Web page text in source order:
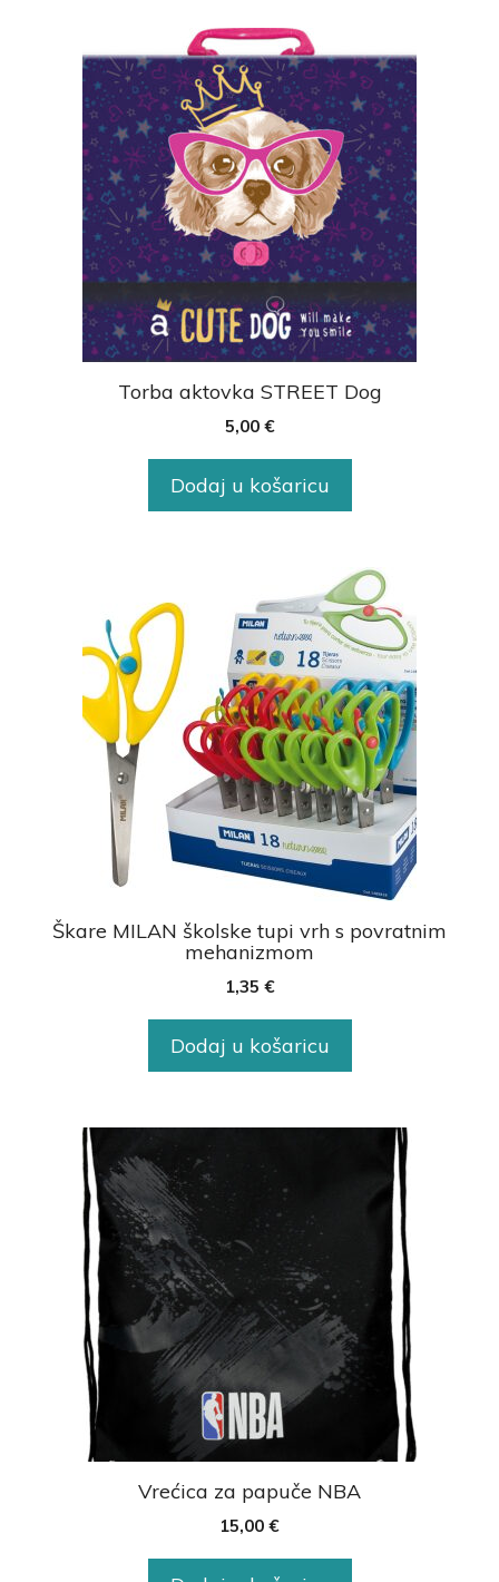
Torba aktovka STREET Dog
5,00 €
Dodaj u košaricu
Škare MILAN školske tupi vrh s povratnim
mehanizmom
1,35 €
Dodaj u košaricu
Vrećica za papuče NBA
15,00 €